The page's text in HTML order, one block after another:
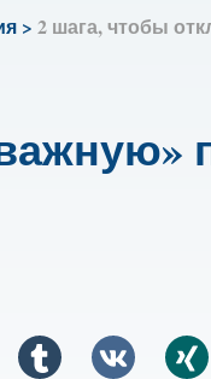
> 2 шага, чтобы